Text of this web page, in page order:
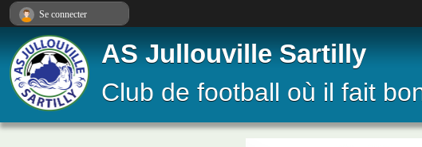
AS Jullouville Sartilly
Club de football où il fait
Se connecter
Panneau de gestion des cookies